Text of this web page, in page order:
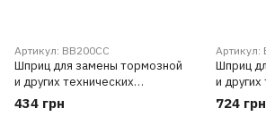
Артикул: BB200CC
Шприц для замены тормозной
и других технических
жидкостей 0,2л G.I.KRAFT
BB200CC
434 грн
Артикул:
Шприц
и других
BB500CC
724 грн